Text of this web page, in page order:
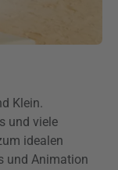
Klein.
und viele
idealen
und Animation